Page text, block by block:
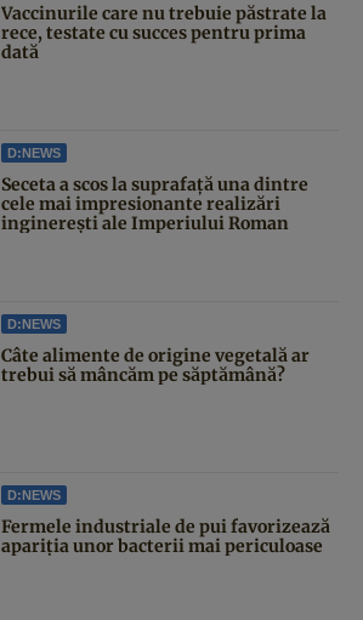
Vaccinurile care nu trebuie păstrate la
rece, testate cu succes pentru prima
dată
D:NEWS
Seceta a scos la suprafață una dintre
cele mai impresionante realizări
inginerești ale Imperiului Roman
D:NEWS
Câte alimente de origine vegetală ar
trebui să mâncăm pe săptămână?
D:NEWS
Fermele industriale de pui favorizează
apariția unor bacterii mai periculoase